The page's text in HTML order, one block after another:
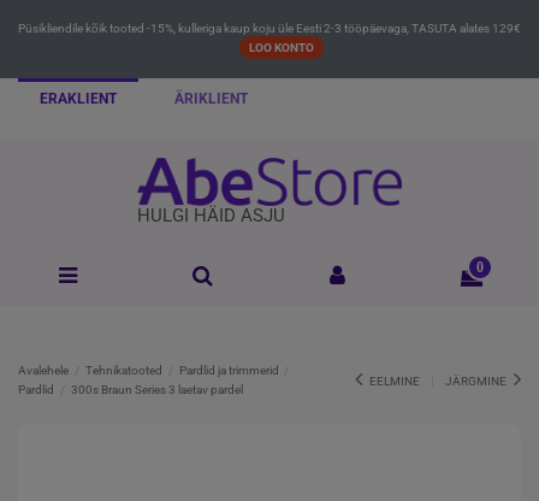
Püsikliendile kõik tooted -15%, kulleriga kaup koju üle Eesti 2-3 tööpäevaga, TASUTA alates 129€
LOO KONTO
ERAKLIENT ÄRIKLIENT
HULGI HÄID ASJU
0
Avalehele Tehnikatooted
Pardlid ja trimmerid
Pardlid
300s Braun Series 3 laetav pardel
EELMINE JÄRGMINE